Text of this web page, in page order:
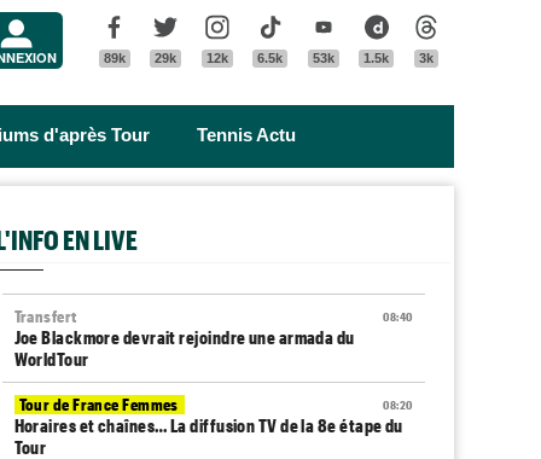
Facebook
89k
Twitter
29k
Instagram
12k
Tik Tok
6.5k
Youtube
53k
Dailymotion
1.5k 3k
d'après Tour Tennis Actu
EN LIVE
08:40
Transfert
Joe Blackmore devrait rejoindre une armada du
WorldTour
08:20
Tour de France Femmes
Horaires et chaînes… La diffusion TV de la 8e étape du
Tour